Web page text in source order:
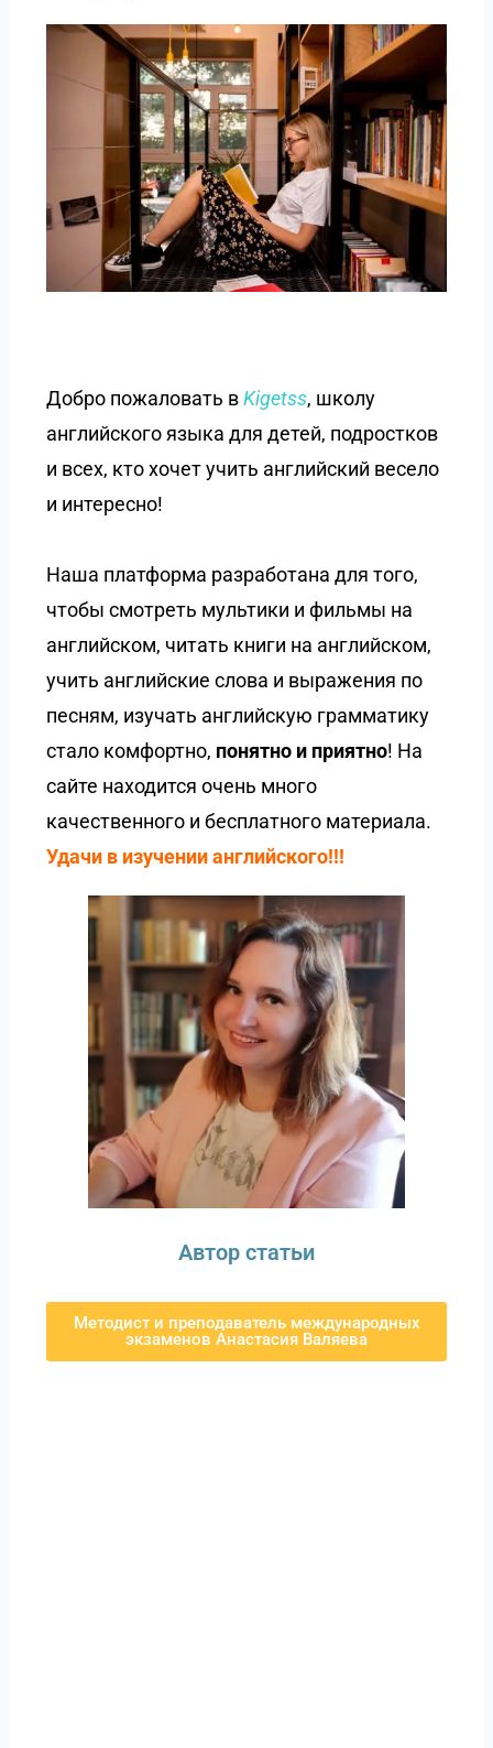
Добро пожаловать вKigetss, школу
английского языка для детей, подростков
и всех, кто хочет учить английский весело
и интересно!
Наша платформа разработана для того,
чтобы смотреть мультики и фильмы на
английском, читать книги на английском,
учить английские слова и выражения по
песням, изучать английскую грамматику
стало комфортно, понятно и приятно! На
сайте находится очень много
качественного и бесплатного материала.
Удачи в изучении английского!!!
Автор статьи
Методист и преподаватель международных
экзаменов Анастасия Валяева